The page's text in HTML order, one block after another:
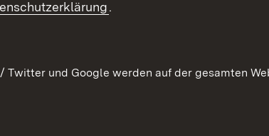
Ausschreibungen
.
und Google werden auf der gesamten